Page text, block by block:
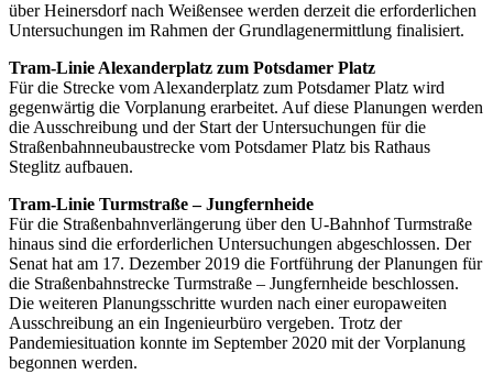
über Heinersdorf nach Weißensee werden derzeit die erforderlichen
Untersuchungen im Rahmen der Grundlagenermittlung finalisiert.
Tram-Linie Alexanderplatz zum Potsdamer Platz
Für die Strecke vom Alexanderplatz zum Potsdamer Platz wird
gegenwärtig die Vorplanung erarbeitet. Auf diese Planungen werden
die Ausschreibung und der Start der Untersuchungen für die
Straßenbahnneubaustrecke vom Potsdamer Platz bis Rathaus
Steglitz aufbauen.
Tram-Linie Turmstraße – Jungfernheide
Für die Straßenbahnverlängerung über den U-Bahnhof Turmstraße
hinaus sind die erforderlichen Untersuchungen abgeschlossen. Der
Senat hat am 17. Dezember 2019 die Fortführung der Planungen für
die Straßenbahnstrecke Turmstraße – Jungfernheide beschlossen.
Die weiteren Planungsschritte wurden nach einer europaweiten
Ausschreibung an ein Ingenieurbüro vergeben. Trotz der
Pandemiesituation konnte im September 2020 mit der Vorplanung
begonnen werden.